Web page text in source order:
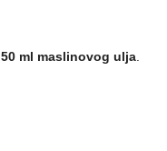
50 ml maslinovog ulja.